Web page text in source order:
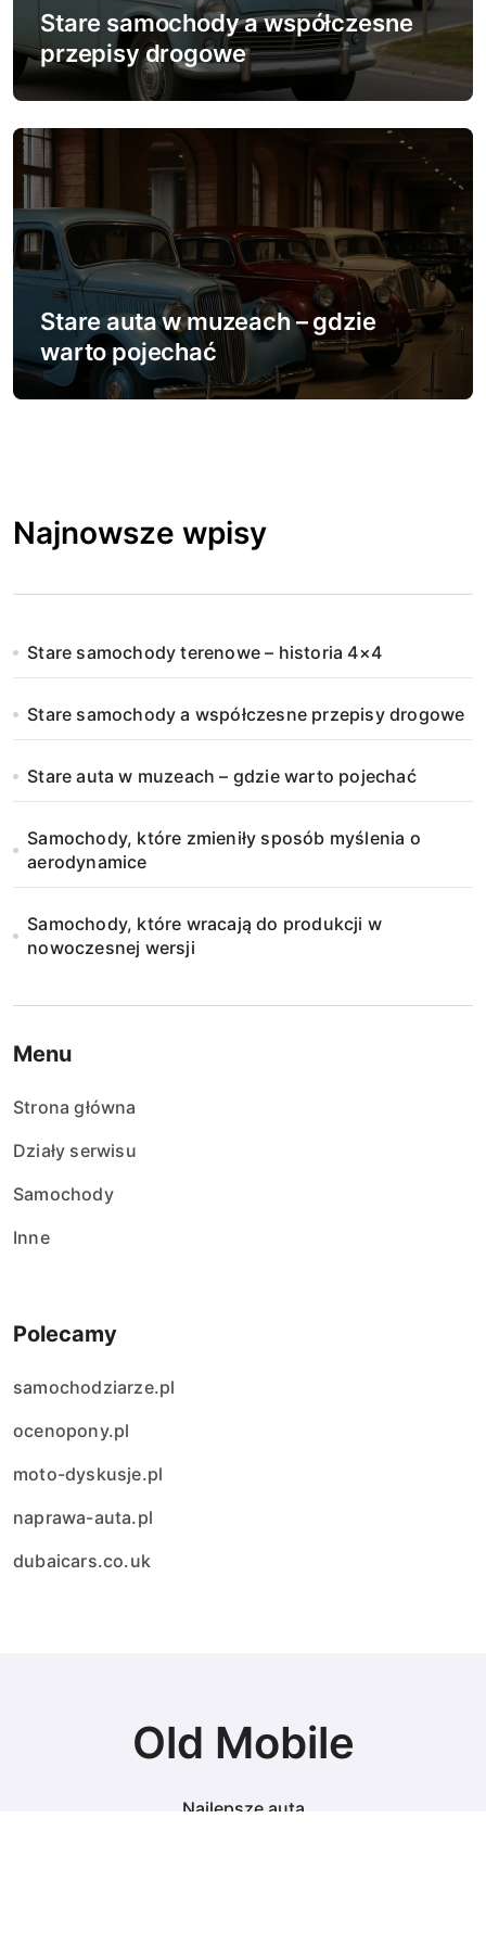
Stare samochody a współczesne
przepisy drogowe
Stare auta w muzeach – gdzie
warto pojechać
Najnowsze wpisy
Stare samochody terenowe – historia 4×4
Stare samochody a współczesne przepisy drogowe
Stare auta w muzeach – gdzie warto pojechać
Samochody, które zmieniły sposób myślenia o
aerodynamice
Samochody, które wracają do produkcji w
nowoczesnej wersji
Menu
Strona główna
Działy serwisu
Samochody
Inne
Polecamy
samochodziarze.pl
ocenopony.pl
moto-dyskusje.pl
naprawa-auta.pl
dubaicars.co.uk
Old Mobile
Najlepsze auta